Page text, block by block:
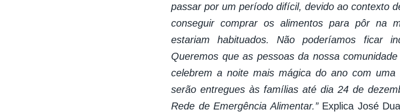
passar por um período difícil, devido ao contexto
conseguir comprar os alimentos para pôr na
estariam habituados. Não poderíamos ficar
Queremos que as pessoas da nossa
celebrem a noite mais mágica do ano com uma
serão entregues às famílias até dia 24 de
Rede de Emergência Alimentar.” Explica José